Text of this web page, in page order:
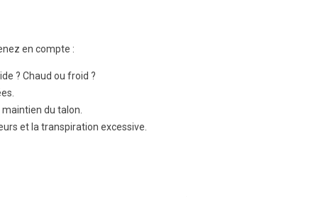
en compte :
? Chaud ou froid ?
du talon.
et la transpiration excessive.